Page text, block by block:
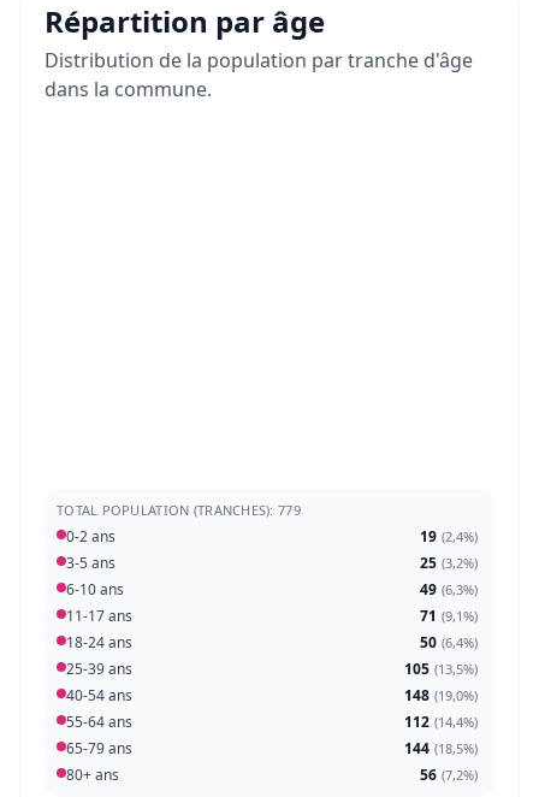
Répartition par âge
Distribution de la population par tranche d'âge
dans la commune.
TOTAL POPULATION (TRANCHES): 779
0-2 ans 19 (2,4%)
3-5 ans 25 (3,2%)
6-10 ans 49 (6,3%)
11-17 ans 71 (9,1%)
18-24 ans 50 (6,4%)
25-39 ans 105 (13,5%)
40-54 ans 148 (19,0%)
55-64 ans 112 (14,4%)
65-79 ans 144 (18,5%)
80+ ans 56 (7,2%)